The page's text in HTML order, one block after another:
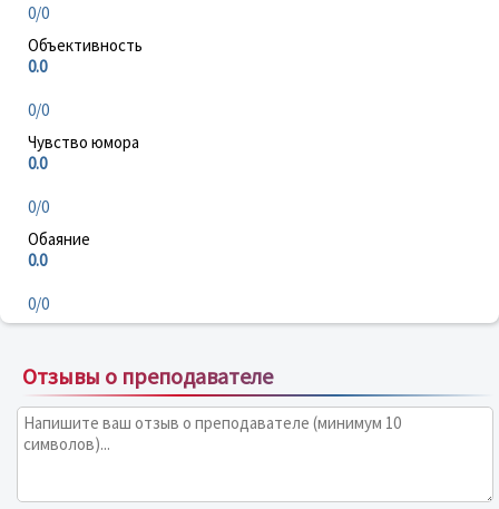
0/0
Объективность
0.0
0/0
Чувство юмора
0.0
0/0
Обаяние
0.0
0/0
Отзывы о преподавателе